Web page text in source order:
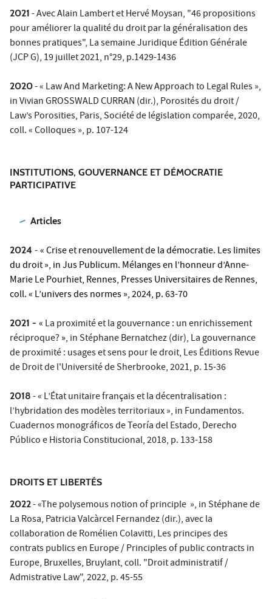
2021 - Avec Alain Lambert et Hervé Moysan, "46 propositions
pour améliorer la qualité du droit par la généralisation des
bonnes pratiques", La semaine Juridique Édition Générale
(JCP G), 19 juillet 2021, n°29, p.1429-1436
2020- « Law And Marketing: A New Approach to Legal Rules »,
in Vivian GROSSWALD CURRAN (dir.), Porosités du droit /
Law’s Porosities, Paris, Société de législation comparée, 2020,
coll. « Colloques », p. 107-124
INSTITUTIONS, GOUVERNANCE ET DÉMOCRATIE
PARTICIPATIVE
Articles
2024 -« Crise et renouvellement de la démocratie. Les limites
du droit », inJus Publicum. Mélanges en l’honneur d’Anne-
Marie Le Pourhiet, Rennes, Presses Universitaires de Rennes,
coll. « L’univers des normes », 2024, p. 63-70
2021 - « La proximité et la gouvernance : un enrichissement
réciproque? », in Stéphane Bernatchez (dir), La gouvernance
de proximité : usages et sens pour le droit, Les Éditions Revue
de Droit de l'Université de Sherbrooke, 2021, p. 15-36
2018 - « L’État unitaire français et la décentralisation :
l’hybridation des modèles territoriaux », in Fundamentos.
Cuadernos monográficos de Teoría del Estado, Derecho
Público e Historia Constitucional, 2018, p. 133-158
DROITS ET LIBERTÉS
2022- «The polysemous notion of principle », in Stéphane de
La Rosa, Patricia Valcàrcel Fernandez (dir.), avec la
collaboration de Romélien Colavitti, Les principes des
contrats publics en Europe / Principles of public contracts in
Europe, Bruxelles, Bruylant, coll. "Droit administratif /
Admistrative Law", 2022, p. 45-55